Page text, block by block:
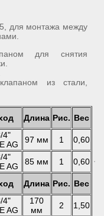
для монтажа между
для снятия
из стали,
Длина Рис. Вес
4"
AG
97 мм 1 0,60
4"
AG
85 мм 1
0,60
Длина Рис. Вес
4"
AG
170
мм
2 1,50